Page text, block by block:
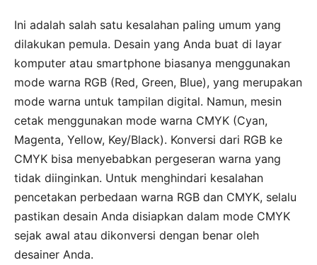
Ini adalah salah satu kesalahan paling umum yang
dilakukan pemula. Desain yang Anda buat di layar
komputer atau smartphone biasanya menggunakan
mode warna RGB (Red, Green, Blue), yang merupakan
mode warna untuk tampilan digital. Namun, mesin
cetak menggunakan mode warna CMYK (Cyan,
Magenta, Yellow, Key/Black). Konversi dari RGB ke
CMYK bisa menyebabkan pergeseran warna yang
tidak diinginkan. Untuk menghindari kesalahan
pencetakan perbedaan warna RGB dan CMYK, selalu
pastikan desain Anda disiapkan dalam mode CMYK
sejak awal atau dikonversi dengan benar oleh
desainer Anda.